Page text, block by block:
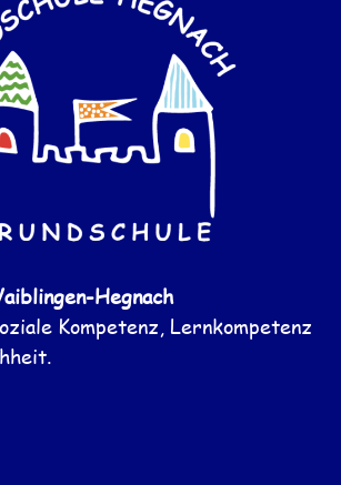
Hegnach
Kompetenz, Lernkompetenz